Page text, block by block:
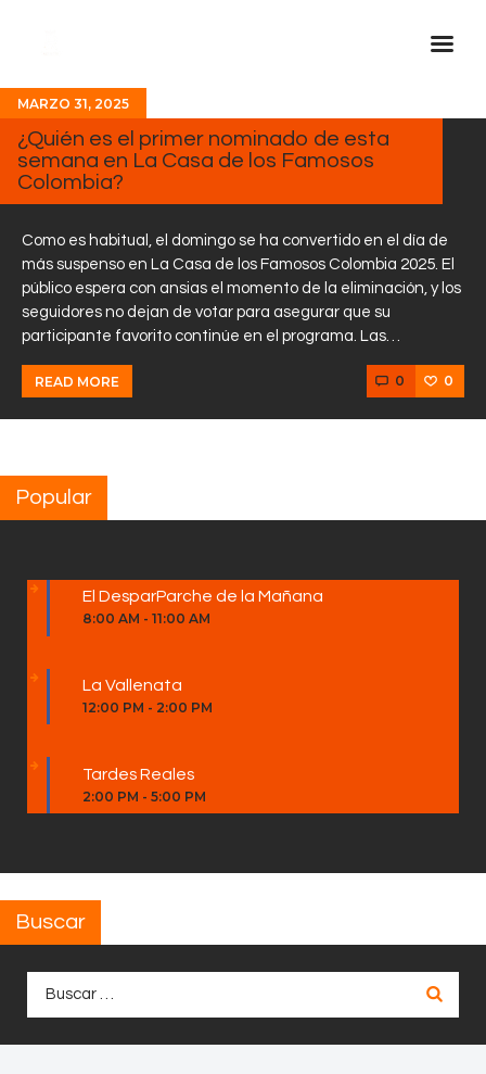
Inicio Real FM
Streaming
En Vivo
Descarga La APP
Programas
Noticias
Sobre Nosotros
Contactos
MARZO 31, 2025
¿Quién es el primer nominado de esta
semana en La Casa de los Famosos
Colombia?
Como es habitual, el domingo se ha convertido en el día de
más suspenso en La Casa de los Famosos Colombia 2025. El
público espera con ansias el momento de la eliminación, y los
seguidores no dejan de votar para asegurar que su
participante favorito continúe en el programa. Las…
READ MORE 0 0
Popular
El DesparParche de la Mañana
8:00 AM - 11:00 AM
La Vallenata
12:00 PM - 2:00 PM
Tardes Reales
2:00 PM - 5:00 PM
Buscar